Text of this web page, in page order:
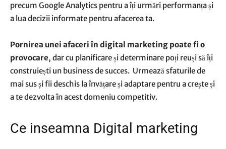
precum Google Analytics pentru a îți urmări performanța și
a lua decizii informate pentru afacerea ta.
Pornirea unei afaceri în digital marketing poate fi o
provocare, dar cu planificare și determinare poți reuși să îți
construiești un business de succes. Urmează sfaturile de
mai sus și fii deschis la învățare și adaptare pentru a crește și
a te dezvolta în acest domeniu competitiv.
Ce inseamna Digital marketing